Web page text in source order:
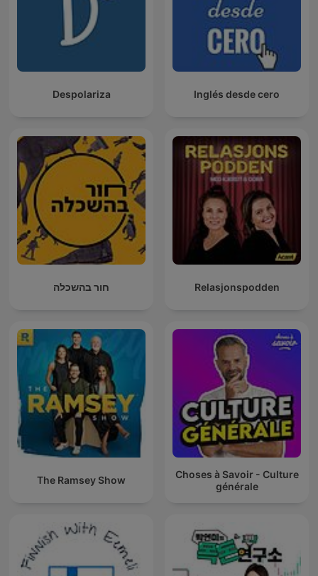
Despolariza Inglés desde cero
חור בהשכלה Relasjonspodden
The Ramsey Show
Choses à Savoir - Culture
générale